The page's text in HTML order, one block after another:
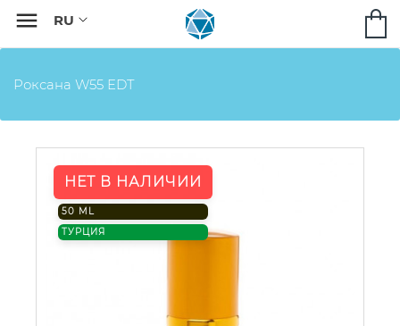

Роксана W55 EDT
НЕТ В НАЛИЧИИ
50 ML
ТУРЦИЯ